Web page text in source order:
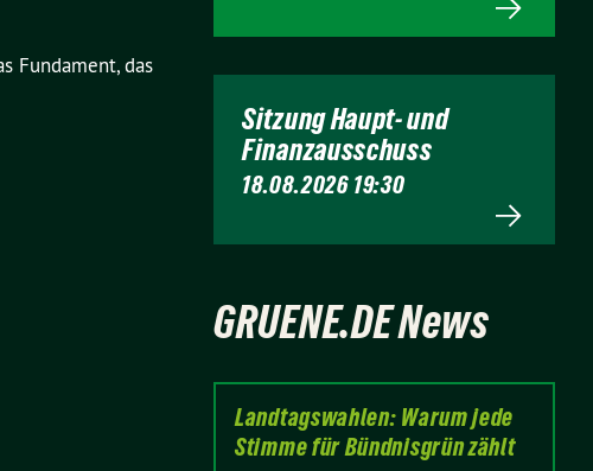
Fundament, das
Sitzung Haupt- und
Finanzausschuss
18.08.2026 19:30
GRUENE.DE News
Landtagswahlen: Warum jede
Stimme für Bündnisgrün zählt